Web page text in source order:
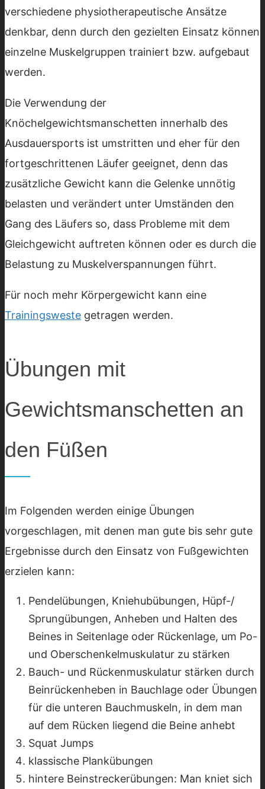
verschiedene physiotherapeutische Ansätze
denkbar, denn durch den gezielten Einsatz können
einzelne Muskelgruppen trainiert bzw. aufgebaut
werden.
Die Verwendung der
Knöchelgewichtsmanschetten innerhalb des
Ausdauersports ist umstritten und eher für den
fortgeschrittenen Läufer geeignet, denn das
zusätzliche Gewicht kann die Gelenke unnötig
belasten und verändert unter Umständen den
Gang des Läufers so, dass Probleme mit dem
Gleichgewicht auftreten können oder es durch die
Belastung zu Muskelverspannungen führt.
Für noch mehr Körpergewicht kann eine
Trainingsweste getragen werden.
Übungen mit
Gewichtsmanschetten an
den Füßen
Im Folgenden werden einige Übungen
vorgeschlagen, mit denen man gute bis sehr gute
Ergebnisse durch den Einsatz von Fußgewichten
erzielen kann:
Pendelübungen, Kniehubübungen, Hüpf-/
Sprungübungen, Anheben und Halten des
Beines in Seitenlage oder Rückenlage, um Po-
und Oberschenkelmuskulatur zu stärken
Bauch- und Rückenmuskulatur stärken durch
Beinrückenheben in Bauchlage oder Übungen
für die unteren Bauchmuskeln, in dem man
auf dem Rücken liegend die Beine anhebt
Squat Jumps
klassische Plankübungen
hintere Beinstreckerübungen: Man kniet sich